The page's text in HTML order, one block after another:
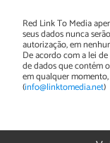
Red Link To Media
seus dados nunca
autorização, em
De acordo com a lei
de dados que contém
em qualquer
(info@linktomedia.net)